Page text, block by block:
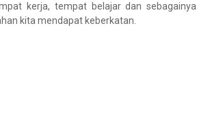
kerja, tempat belajar dan sebagainya
kita mendapat keberkatan.